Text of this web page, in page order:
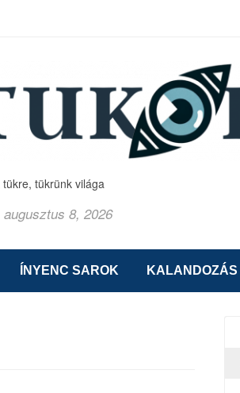
tükre, tükrünk világa
8, 2026
ÍNYENC SAROK KALANDOZÁS